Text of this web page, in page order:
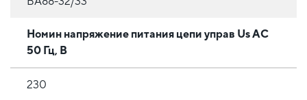
Номин напряжение питания цепи управ Us AC
50 Гц, В
230